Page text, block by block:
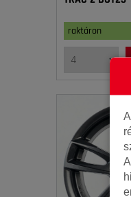
raktáron